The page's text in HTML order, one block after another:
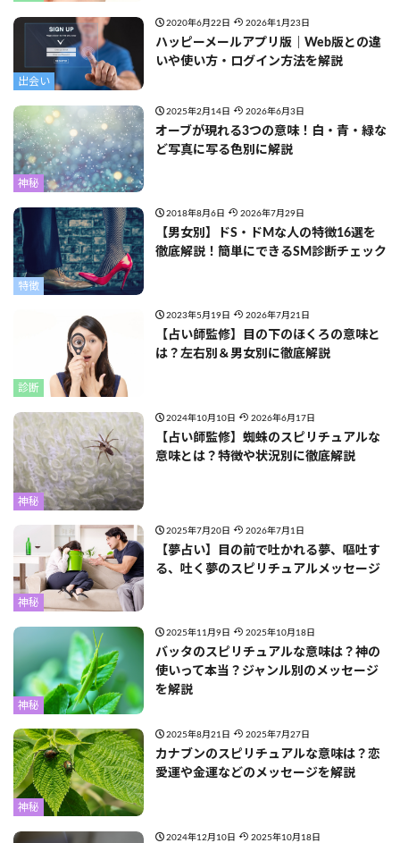
出会い
2020年6月22日 2026年1月23日
ハッピーメールアプリ版｜Web版との違
いや使い方・ログイン方法を解説
神秘
2025年2月14日 2026年6月3日
オーブが現れる3つの意味！白・青・緑な
ど写真に写る色別に解説
特徴
2018年8月6日 2026年7月29日
【男女別】ドS・ドMな人の特徴16選を
徹底解説！簡単にできるSM診断チェック
診断
2023年5月19日 2026年7月21日
【占い師監修】目の下のほくろの意味と
は？左右別＆男女別に徹底解説
神秘
2024年10月10日 2026年6月17日
【占い師監修】蜘蛛のスピリチュアルな
意味とは？特徴や状況別に徹底解説
神秘
2025年7月20日 2026年7月1日
【夢占い】目の前で吐かれる夢、嘔吐す
る、吐く夢のスピリチュアルメッセージ
神秘
2025年11月9日 2025年10月18日
バッタのスピリチュアルな意味は？神の
使いって本当？ジャンル別のメッセージ
を解説
神秘
2025年8月21日 2025年7月27日
カナブンのスピリチュアルな意味は？恋
愛運や金運などのメッセージを解説
2024年12月10日 2025年10月18日